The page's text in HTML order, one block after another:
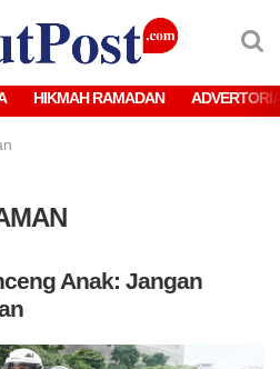
HIKMAH RAMADAN
Anak: Jangan